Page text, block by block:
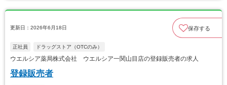
更新日：2026年6月18日 保存する
正社員 ドラッグストア（OTCのみ）
ウエルシア薬局株式会社 ウエルシア一関山目店の登録販売者の求人
登録販売者